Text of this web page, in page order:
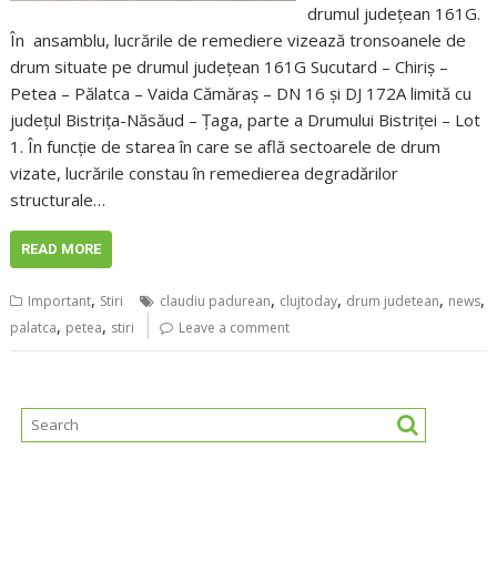
drumul județean 161G.
În ansamblu, lucrările de remediere vizează tronsoanele de
drum situate pe drumul județean 161G Sucutard – Chiriş –
Petea – Pălatca – Vaida Cămăraş – DN 16 și DJ 172A limită cu
județul Bistrița-Năsăud – Țaga, parte a Drumului Bistriței – Lot
1. În funcție de starea în care se află sectoarele de drum
vizate, lucrările constau în remedierea degradărilor
structurale…
READ MORE
Important, Stiri claudiu padurean, clujtoday, drum judetean, news,
palatca, petea, stiri Leave a comment